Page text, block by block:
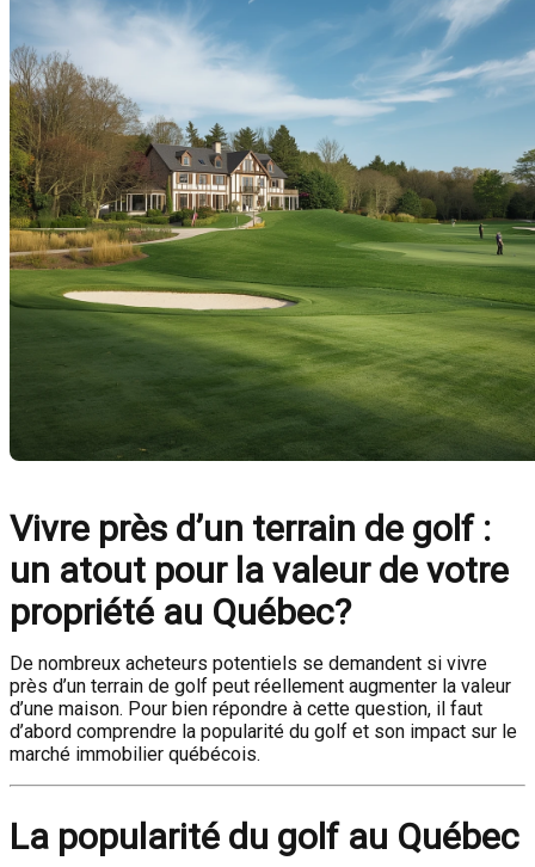
Vivre près d’un terrain de golf :
un atout pour la valeur de votre
propriété au Québec?
De nombreux acheteurs potentiels se demandent si vivre
près d’un terrain de golf peut réellement augmenter la valeur
d’une maison. Pour bien répondre à cette question, il faut
d’abord comprendre la popularité du golf et son impact sur le
marché immobilier québécois.
La popularité du golf au Québec